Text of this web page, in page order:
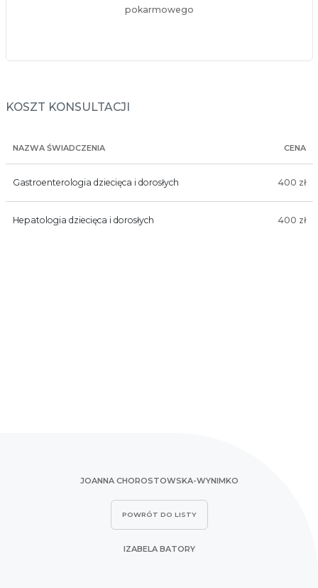
pokarmowego
KOSZT KONSULTACJI
NAZWA ŚWIADCZENIA CENA
Gastroenterologia dziecięca i dorosłych 400 zł
Hepatologia dziecięca i dorosłych 400 zł
JOANNA CHOROSTOWSKA-WYNIMKO
POWRÓT DO LISTY
IZABELA BATORY